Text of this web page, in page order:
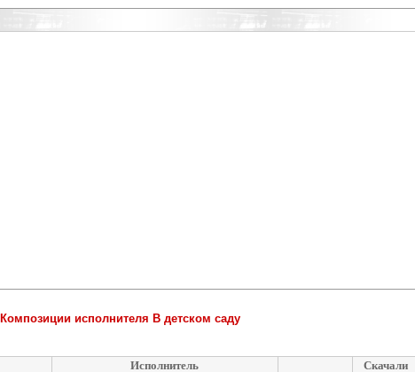
Композиции исполнителя В детском саду
Исполнитель Скачали